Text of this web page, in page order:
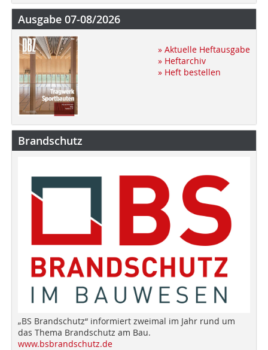
Ausgabe 07-08/2026
» Aktuelle Heftausgabe
» Heftarchiv
» Heft bestellen
Brandschutz
„BS Brandschutz“ informiert zweimal im Jahr rund um
das Thema Brandschutz am Bau.
www.bsbrandschutz.de